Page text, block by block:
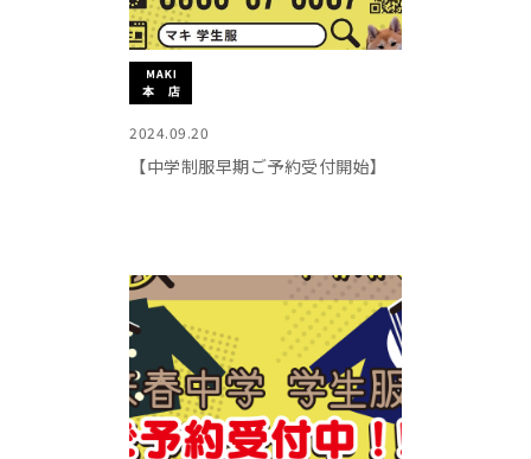
2024.09.20
【中学制服早期ご予約受付開始】